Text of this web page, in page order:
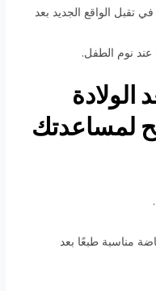
تقبل الواقع الجديد بعد
عند نوم الطفل.
الولادة
لمساعدتك
مناسبة طبعًا بعد